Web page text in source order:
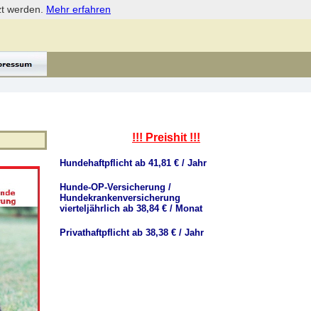
werden. Mehr erfahren
!!! Preishit !!!
Hundehaftpflicht ab 41,81 € / Jahr
Hunde-OP-Versicherung /
Hundekrankenversicherung
vierteljährlich ab 38,84 € / Monat
Privathaftpflicht ab 38,38 € / Jahr